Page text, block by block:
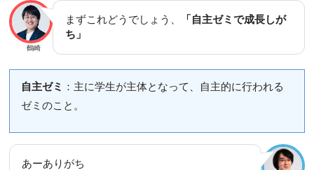
鶴崎
まずこれどうでしょう、
「自主ゼミで成長しが
ち」
自主ゼミ ：主に学生が主体となって、自主的に行われる
ゼミのこと。
あーありがち